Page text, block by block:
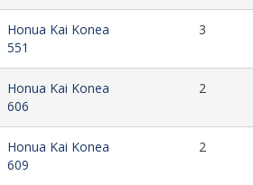
Honua Kai Konea
551
3
Honua Kai Konea
606
2
Honua Kai Konea
609
2